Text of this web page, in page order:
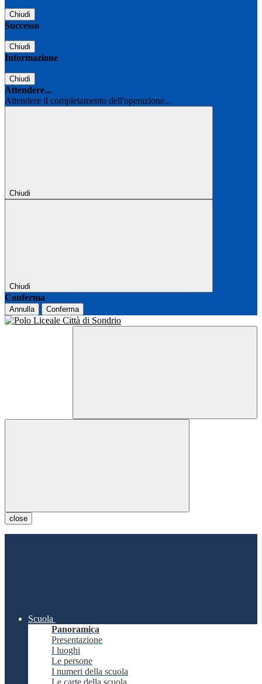
Chiudi
Successo
Chiudi
Informazione
Chiudi
Attendere...
Attendere il completamento dell'operazione...
Chiudi
Chiudi
Conferma
Annulla Conferma
close
Scuola
Panoramica
Presentazione
I luoghi
Le persone
I numeri della scuola